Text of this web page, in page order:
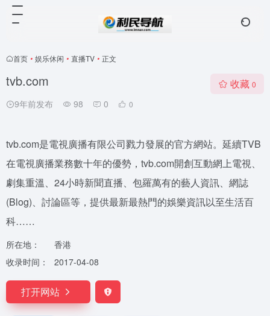
首页 • 娱乐休闲 • 直播TV • 正文
tvb.com
9年前发布 98 0 0
收藏 0
tvb.com是電視廣播有限公司戮力發展的官方網站。延續TVB
在電視廣播業務數十年的優勢，tvb.com開創互動網上電視、
劇集重溫、24小時新聞直播、包羅萬有的藝人資訊、網誌
(Blog)、討論區等，提供最新最熱門的娛樂資訊以至生活百
科……
所在地：
香港
收录时间：
2017-04-08
打开网站